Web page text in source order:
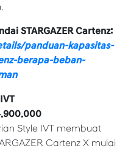
STARGAZER Cartenz:
panduan-kapasitas-
berapa-beban-
Style IVT membuat
Cartenz X mulai